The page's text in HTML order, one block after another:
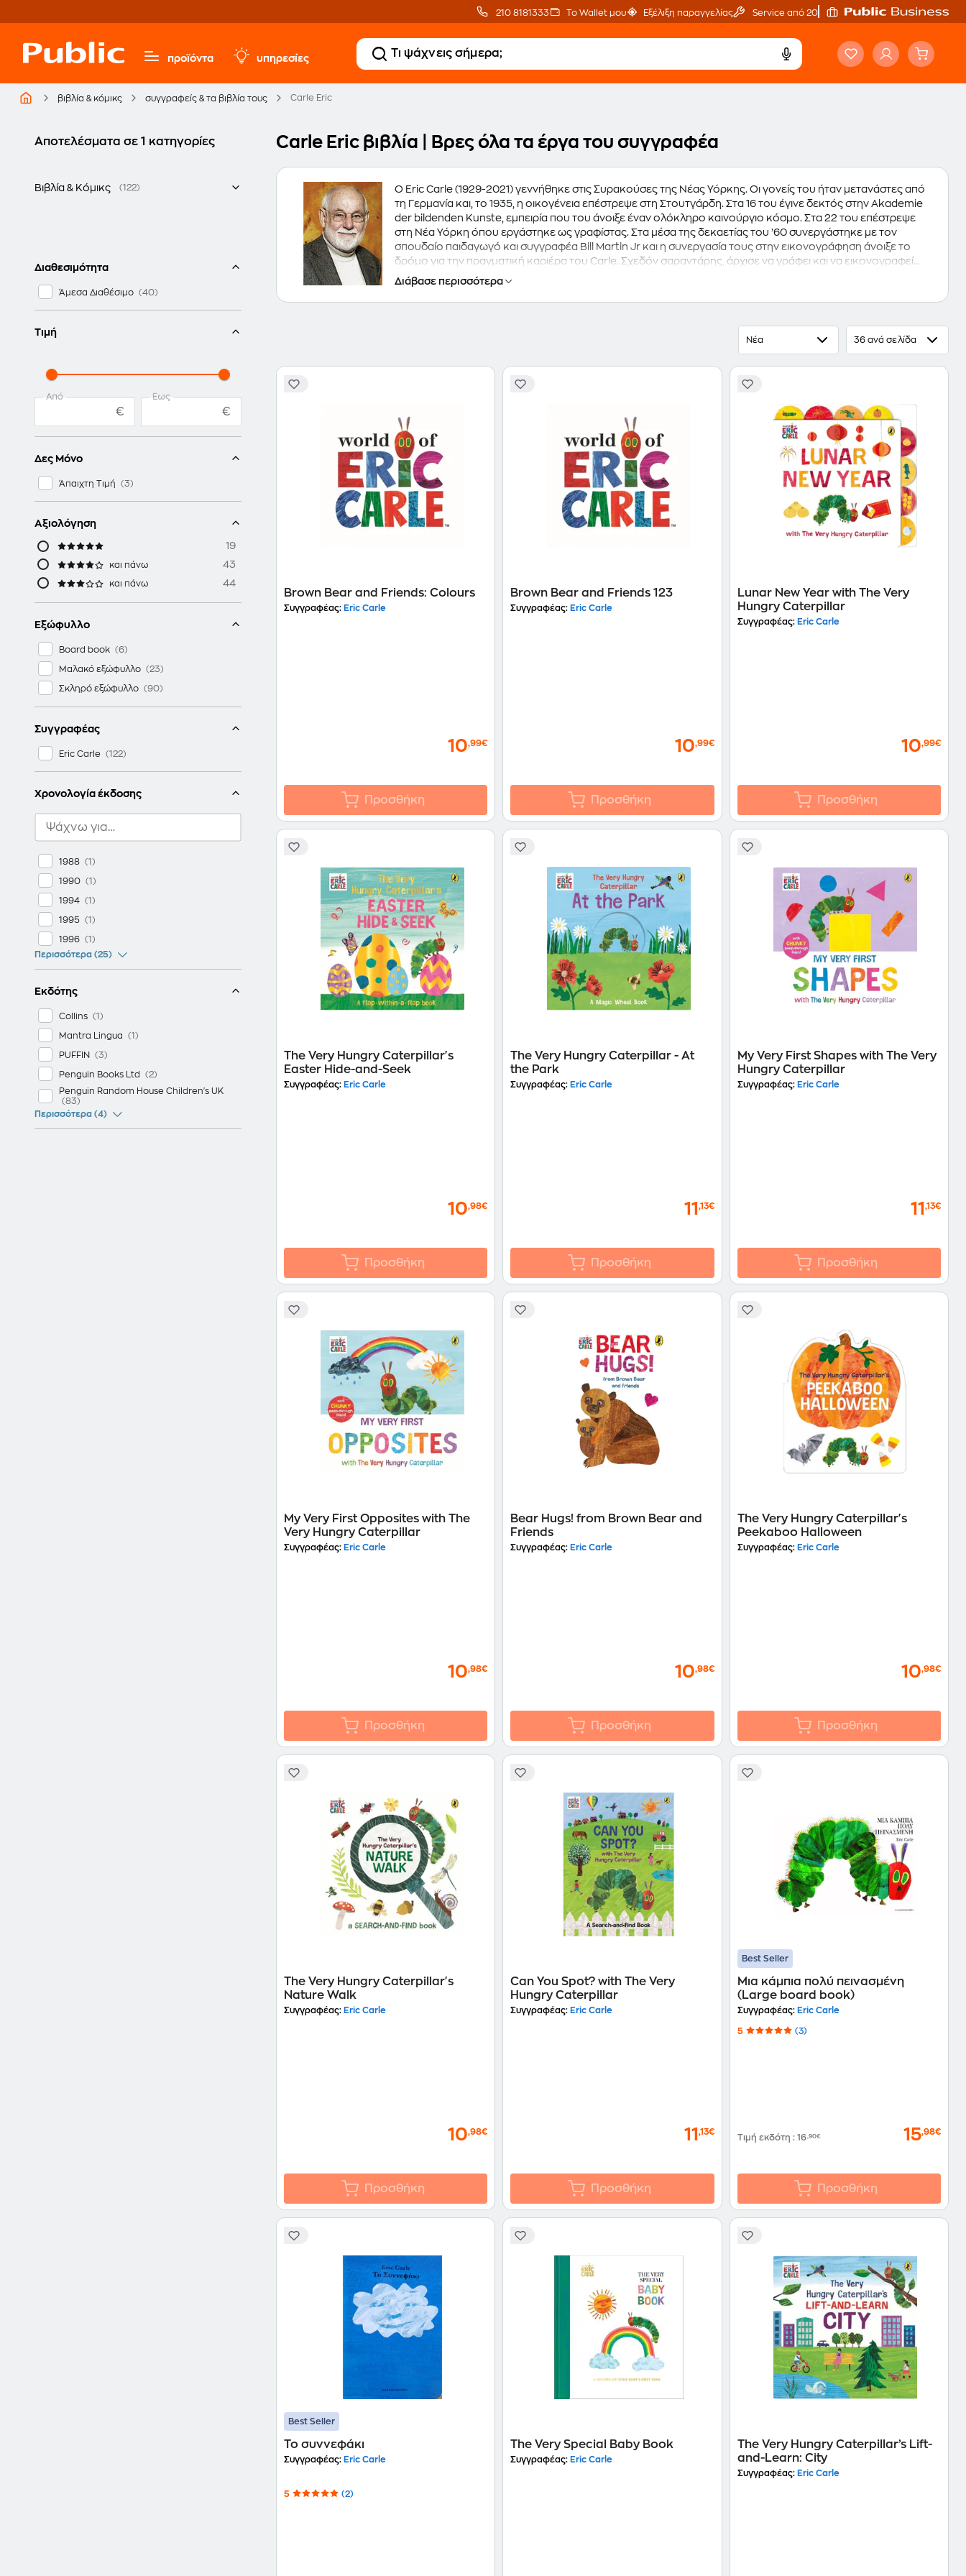
210 8181333 Το Wallet μου Εξέλιξη παραγγελίας Service από 20'
προϊόντα υπηρεσίες
βιβλία & κόμικς συγγραφείς & τα βιβλία τους Carle Eric
Αποτελέσματα σε 1 κατηγορίες
Βιβλία & Κόμικς (122)
Διαθεσιμότητα
Άμεσα Διαθέσιμο
Τιμή
Από
€
Έως
€
Δες Μόνο
Άπαιχτη Τιμή
Αξιολόγηση
19
και πάνω 43
και πάνω 44
Εξώφυλλο
Board book
Μαλακό εξώφυλλο
Σκληρό εξώφυλλο
Συγγραφέας
Eric Carle
Χρονολογία έκδοσης
1988
1990
1994
1995
1996
Περισσότερα (25)
Εκδότης
Collins
Mantra Lingua
PUFFIN
Penguin Books Ltd
Penguin Random House Children's UK
Περισσότερα (4)
Carle Eric βιβλία | Βρες όλα τα έργα του συγγραφέα
O Eric Carle (1929-2021) γεννήθηκε στις Συρακούσες της Νέας Υόρκης. Οι γονείς του ήταν μετανάστες από
τη Γερμανία και, το 1935, η οικογένεια επέστρεψε στη Στουτγάρδη. Στα 16 του έγινε δεκτός στην Akademie
der bildenden Kunste, εμπειρία που του άνοιξε έναν ολόκληρο καινούργιο κόσμο. Στα 22 του επέστρεψε
στη Νέα Υόρκη όπου εργάστηκε ως γραφίστας. Στα μέσα της δεκαετίας του ’60 συνεργάστηκε με τον
σπουδαίο παιδαγωγό και συγγραφέα Bill Martin Jr και η συνεργασία τους στην εικονογράφηση άνοιξε το
δρόμο για την πραγματική καριέρα του Carle. Σχεδόν σαραντάρης, άρχισε να γράφει και να εικονογραφεί
παιδικά βιβλία -ανάμεσα τους και το δημοφιλέστατο "Μια κάμπια πολύ πεινασμένη". Το βιβλίο αυτό, που
ουσιαστικά μιλάει για την ελπίδα, βεβαιώνει τα μικρά παιδιά ότι γρήγορα θα μεγαλώσουν και θα ανοίξουν τα
δικά τους φτερά. Όλα του τα βιβλία, που έχουν μεταφραστεί στις περισσότερες γλώσσες του κόσμου, έχουν
Διάβασε περισσότερα
Νέα 36 ανά σελίδα
Brown Bear and Friends: Colours
Συγγραφέας: Eric Carle
10,99€
Προσθήκη
Brown Bear and Friends 123
Συγγραφέας: Eric Carle
10,99€
Προσθήκη
Lunar New Year with The Very
Hungry Caterpillar
Συγγραφέας:Eric Carle
10,99€
Προσθήκη
The Very Hungry Caterpillar's
Easter Hide-and-Seek
Συγγραφέας: Eric Carle
10,98€
Προσθήκη
The Very Hungry Caterpillar - At
the Park
Συγγραφέας: Eric Carle
11 ,13€
Προσθήκη
My Very First Shapes with The Very
Hungry Caterpillar
Συγγραφέας:Eric Carle
11 ,13€
Προσθήκη
My Very First Opposites with The
Very Hungry Caterpillar
Συγγραφέας: Eric Carle
10,98€
Προσθήκη
Bear Hugs! from Brown Bear and
Friends
Συγγραφέας: Eric Carle
10,98€
Προσθήκη
The Very Hungry Caterpillar's
Peekaboo Halloween
Συγγραφέας:Eric Carle
10,98€
Προσθήκη
The Very Hungry Caterpillar's
Nature Walk
Συγγραφέας: Eric Carle
10,98€
Προσθήκη
Can You Spot? with The Very
Hungry Caterpillar
Συγγραφέας: Eric Carle
11 ,13€
Προσθήκη
Best Seller
Μια κάμπια πολύ πεινασμένη
(Large board book)
Συγγραφέας:Eric Carle
5 (3)
Τιμή εκδότη : 16,90€ 15,98€
Προσθήκη
Best Seller
Το συννεφάκι
Συγγραφέας: Eric Carle
5 (2)
The Very Special Baby Book
Συγγραφέας: Eric Carle
The Very Hungry Caterpillar’s Lift-
and-Learn: City
Συγγραφέας:Eric Carle